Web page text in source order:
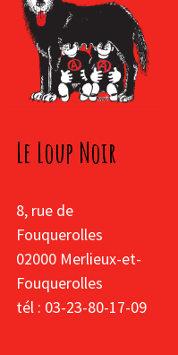
Le Loup Noir
8, rue de
Fouquerolles
02000 Merlieux-et-
Fouquerolles
tél : 03-23-80-17-09